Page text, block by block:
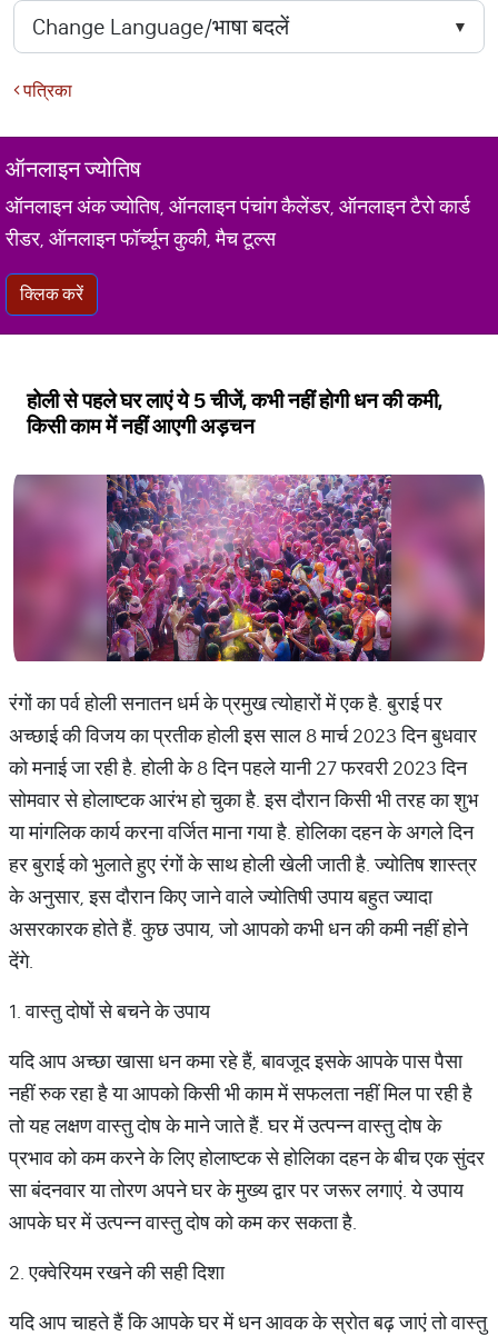
पत्रिका
ऑनलाइन ज्योतिष
ऑनलाइन अंक ज्योतिष, ऑनलाइन पंचांग कैलेंडर, ऑनलाइन टैरो कार्ड
रीडर, ऑनलाइन फॉर्च्यून कुकी, मैच टूल्स
क्लिक करें
होली से पहले घर लाएं ये 5 चीजें, कभी नहीं होगी धन की कमी,
किसी काम में नहीं आएगी अड़चन
रंगों का पर्व होली सनातन धर्म के प्रमुख त्योहारों में एक है. बुराई पर
अच्छाई की विजय का प्रतीक होली इस साल 8 मार्च 2023 दिन बुधवार
को मनाई जा रही है. होली के 8 दिन पहले यानी 27 फरवरी 2023 दिन
सोमवार से होलाष्टक आरंभ हो चुका है. इस दौरान किसी भी तरह का शुभ
या मांगलिक कार्य करना वर्जित माना गया है. होलिका दहन के अगले दिन
हर बुराई को भुलाते हुए रंगों के साथ होली खेली जाती है. ज्योतिष शास्त्र
के अनुसार, इस दौरान किए जाने वाले ज्योतिषी उपाय बहुत ज्यादा
असरकारक होते हैं. कुछ उपाय, जो आपको कभी धन की कमी नहीं होने
देंगे.
1. वास्तु दोषों से बचने के उपाय
यदि आप अच्छा खासा धन कमा रहे हैं, बावजूद इसके आपके पास पैसा
नहीं रुक रहा है या आपको किसी भी काम में सफलता नहीं मिल पा रही है
तो यह लक्षण वास्तु दोष के माने जाते हैं. घर में उत्पन्न वास्तु दोष के
प्रभाव को कम करने के लिए होलाष्टक से होलिका दहन के बीच एक सुंदर
सा बंदनवार या तोरण अपने घर के मुख्य द्वार पर जरूर लगाएं. ये उपाय
आपके घर में उत्पन्न वास्तु दोष को कम कर सकता है.
2. एक्वेरियम रखने की सही दिशा
यदि आप चाहते हैं कि आपके घर में धन आवक के स्रोत बढ़ जाएं तो वास्तु